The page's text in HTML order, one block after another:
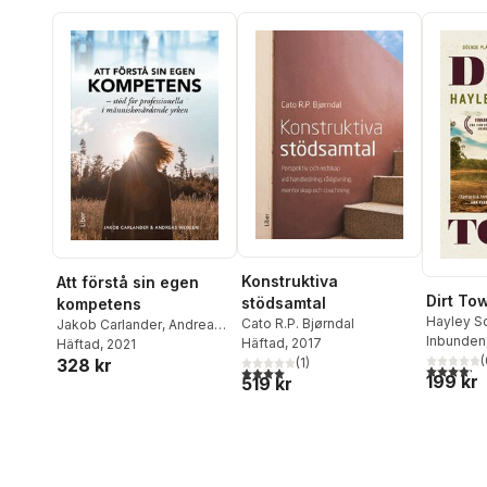
Att förstå sin egen
kompetens
Jakob Carlander, Andreas
Wedeen
Häftad, 2021
328 kr
Konstruktiva
stödsamtal
Cato R.P. Bjørndal
Häftad, 2017
4,0utav 5 stjärnor. Totalt antal röster:
(1)
519 kr
Dirt
Hayley
Inbunden
4,2utav 5(
199 kr